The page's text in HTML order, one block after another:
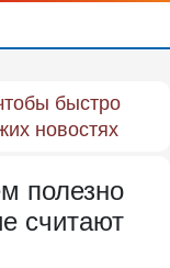
быстро
новостях
полезно
считают